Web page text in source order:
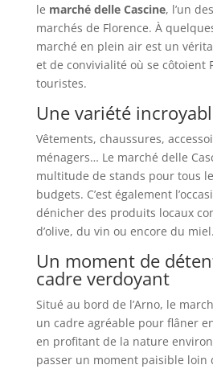
le marché delle Cascine, l’un
marchés de Florence. À
marché en plein air est un
et de convivialité où se côtoient
touristes.
Une variété
Vêtements, chaussures,
ménagers… Le marché delle
multitude de stands pour tous
budgets. C’est également
dénicher des produits locaux
d’olive, du vin ou encore du miel.
Un moment de
cadre verdoyant
Situé au bord de l’Arno, le
un cadre agréable pour flâner
en profitant de la nature
passer un moment paisible loin